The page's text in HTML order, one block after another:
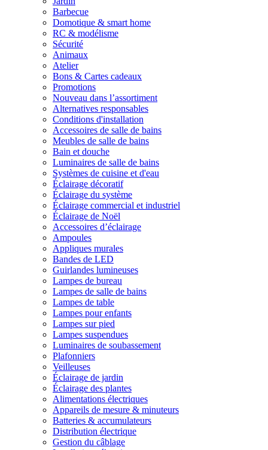
Barbecue
Domotique & smart home
RC & modélisme
Sécurité
Animaux
Atelier
Bons & Cartes cadeaux
Promotions
Nouveau dans l’assortiment
Alternatives responsables
Conditions d'installation
Accessoires de salle de bains
Meubles de salle de bains
Bain et douche
Luminaires de salle de bains
Systèmes de cuisine et d'eau
Éclairage décoratif
Éclairage du système
Éclairage commercial et industriel
Éclairage de Noël
Accessoires d’éclairage
Ampoules
Appliques murales
Bandes de LED
Guirlandes lumineuses
Lampes de bureau
Lampes de salle de bains
Lampes de table
Lampes pour enfants
Lampes sur pied
Lampes suspendues
Luminaires de soubassement
Plafonniers
Veilleuses
Éclairage de jardin
Éclairage des plantes
Alimentations électriques
Appareils de mesure & minuteurs
Batteries & accumulateurs
Distribution électrique
Gestion du câblage